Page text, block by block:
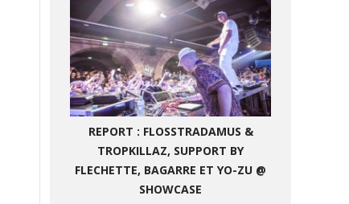
REPORT : FLOSSTRADAMUS &
TROPKILLAZ, SUPPORT BY
FLECHETTE, BAGARRE ET YO-ZU @
SHOWCASE